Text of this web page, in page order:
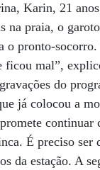
Karin, 21
na praia, o
o pronto-socorro.
ficou mal”,
do
já colocou a
continuar
É preciso ser
da estação. A